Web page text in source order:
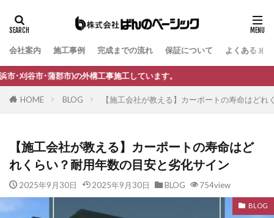
会社案内 施工事例 完成までの流れ 保証について よくあるご
構工事施工しています。
HOME BLOG 【施工会社が教える】カーポートの寿命はど
【施工会社が教える】カーポートの寿命はど
れくらい？耐用年数の目安と劣化サイン
2025年9月30日 2025年9月30日 BLOG 754view
BLOG
タグ
B-Life.s Bウッドスタイル
B-Life.s ジョグストーン
B-Life.s ロートアイアンサイン
Dea's Garden A-07
Dea'sGarden アルモ
Dea'sGarden アンジュ
Dea'sGarden カンナミニ
Dea'sGarden スタッコU
Dea'sGarden ディーズシェッド カンナ
Dea'sGarden プロバンス